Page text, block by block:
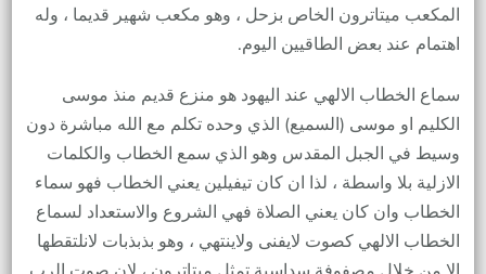
المكعب ميتاترون الخاص بزحل ، وهو مكعب شهير قديما ، وله
اهتمام عند بعض الطاقيين اليوم.
سماع الخطاب الالهي عند اليهود هو منزع قديم منذ موسى
الكليم او موسى (السميع) الذي وحده تكلم مع الله مباشرة دون
وسيط في الجبل المقدس وهو الذي سمع الخطاب والكلمات
الازلية بلا واسطة ، لذا ان كان تيفيلين يعني الخطاب فهو سماء
الخطاب وان كان يعني الصلاة فهي الشروع والاستعداد لسماع
الخطاب الالهي كصوت لايفنى ولاينتهي ، وهو بذبذبات لانلتقطها